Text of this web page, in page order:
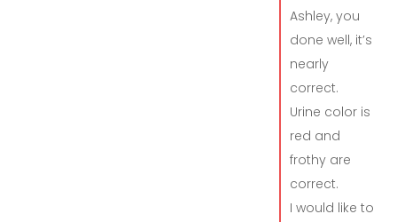
Ashley, you
done well, it’s
nearly
correct.
Urine color is
red and
frothy are
correct.
I would like to